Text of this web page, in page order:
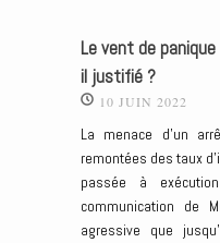
Le vent de
il justifié ?
10 JUIN 2022
La menace d’un
remontées des taux
passée à
communication de
agressive que